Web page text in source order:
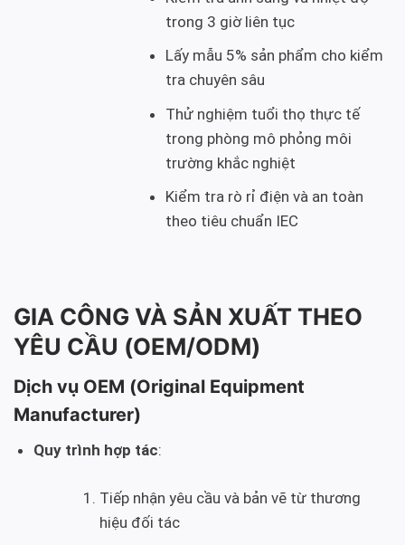
trong 3 giờ liên tục
Lấy mẫu 5% sản phẩm cho kiểm
tra chuyên sâu
Thử nghiệm tuổi thọ thực tế
trong phòng mô phỏng môi
trường khắc nghiệt
Kiểm tra rò rỉ điện và an toàn
theo tiêu chuẩn IEC
GIA CÔNG VÀ SẢN XUẤT THEO
YÊU CẦU (OEM/ODM)
Dịch vụ OEM (Original Equipment
Manufacturer)
Quy trình hợp tác:
Tiếp nhận yêu cầu và bản vẽ từ thương
hiệu đối tác